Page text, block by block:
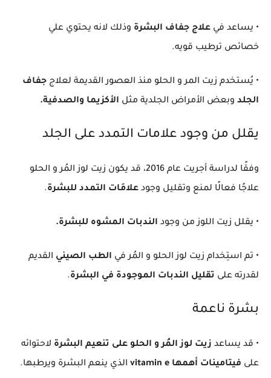
• يساعد في علاج جفاف البشرة وذلك لانه يحتوي علي
خصائص ترطيب قويه.
• يُستخدم زيت المر و الحلو منذ العصور القديمة لعلاج جفاف
الجلد وبعض الأمراض الجلدية مثل الأكزيما والصدفية.
يقلل من وجود علامات التمدد على الجلد
وفقًا لدراسة أجريت عام 2016، قد يكون زيت لوز المُر و الحلو
علاجًا فعالًا لمنع وتقليل وجود علامَات التمدد للبشرة.
• يقلل زيت اللوز من وجود الندبات المشوه للبشرة.
• تم استِخدام زيت لوز الحلو و المُر في الطب الصيني القديم
لقدرته على تقليل الندبات الموجودة في البشرة.
بشرة ناعمة
• قد يساعد زيت لوز المُر و الحلو على تنعيم البشرة لاحتوائه
على فيتامينات أهمها vitamin e الذي ينعم البشرة ويرطبها.